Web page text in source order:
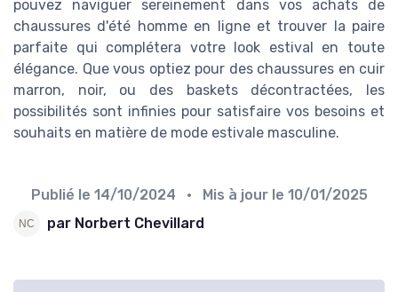
pouvez naviguer sereinement dans vos achats de
chaussures d'été homme en ligne et trouver la paire
parfaite qui complétera votre look estival en toute
élégance. Que vous optiez pour des chaussures en cuir
marron, noir, ou des baskets décontractées, les
possibilités sont infinies pour satisfaire vos besoins et
souhaits en matière de mode estivale masculine.
Publié le 14/10/2024 • Mis à jour le 10/01/2025
par Norbert Chevillard